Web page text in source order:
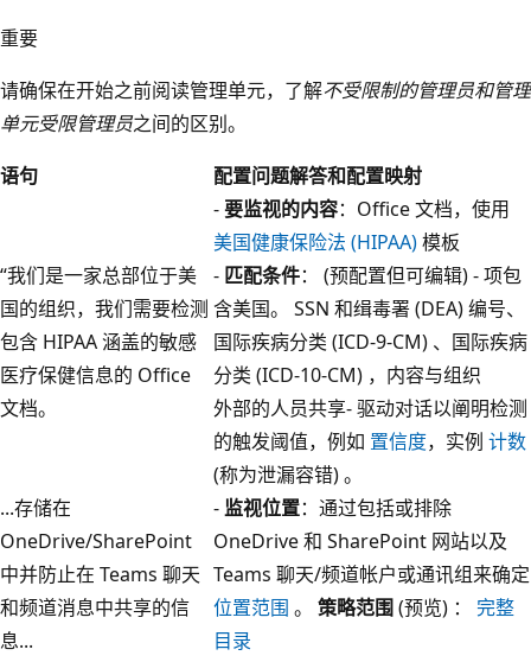
重要
请确保在开始之前阅读管理单元，了解不受限制的管理员和管理
单元受限管理员之间的区别。
语句
配置问题解答和配置映射
“我们是一家总部位于美
国的组织，我们需要检测
包含 HIPAA 涵盖的敏感
医疗保健信息的 Office
文档。
-要监视的内容：Office 文档，使用
美国健康保险法 (HIPAA)模板
- 匹配条件： (预配置但可编辑) - 项包
含美国。 SSN 和缉毒署 (DEA) 编号、
国际疾病分类 (ICD-9-CM) 、国际疾病
分类 (ICD-10-CM) ，内容与组织
外部的人员共享- 驱动对话以阐明检测
的触发阈值，例如 置信度，实例 计数
(称为泄漏容错) 。
...存储在
OneDrive/SharePoint
中并防止在 Teams 聊天
和频道消息中共享的信
息...
-监视位置：通过包括或排除
OneDrive 和 SharePoint 网站以及
Teams 聊天/频道帐户或通讯组来确定
位置范围 。 策略范围(预览) ： 完整
目录